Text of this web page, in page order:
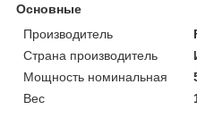
Основные
Производитель
Страна производитель
Мощность номинальная
Вес